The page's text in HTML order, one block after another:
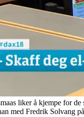
liker å kjempe for de
med Fredrik Solvang